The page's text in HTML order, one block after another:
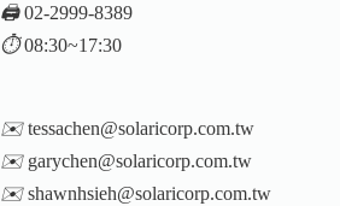
🖨️02-2999-8389
⏱️08:30~17:30
✉️ tessachen@solaricorp.com.tw
✉️ garychen@solaricorp.com.tw
✉️ shawnhsieh@solaricorp.com.tw